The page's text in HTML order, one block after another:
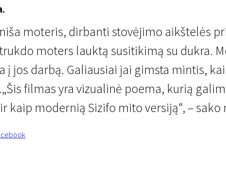
moteris, dirbanti stovėjimo aikštelės
moters lauktą susitikimą su dukra.
į jos darbą. Galiausiai jai gimsta mintis,
filmas yra vizualinė poema, kurią
kaip modernią Sizifo mito versiją“, – sako